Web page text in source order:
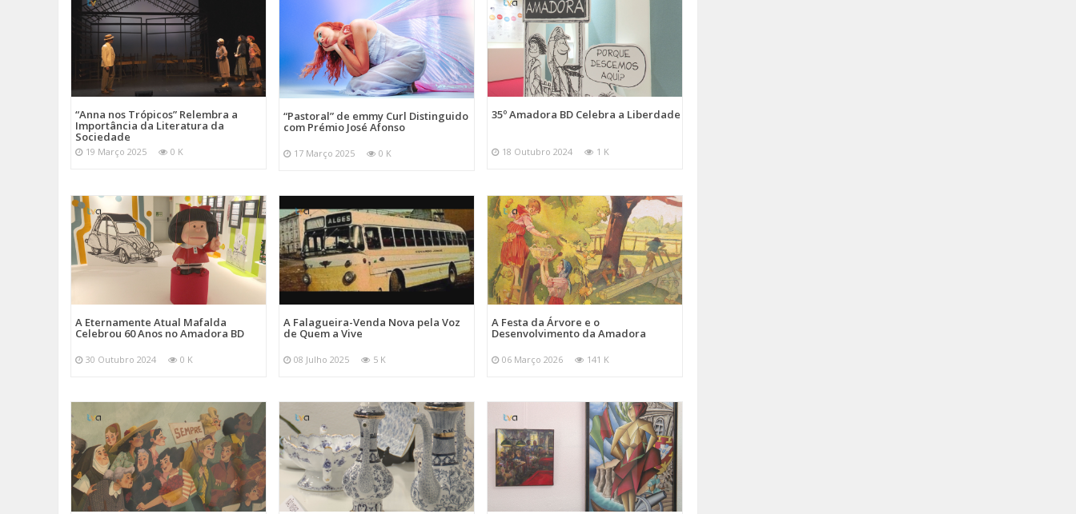
“Anna nos Trópicos” Relembra a
Importância da Literatura da
Sociedade
19 Março 2025 0 K
“Pastoral” de emmy Curl Distinguido
com Prémio José Afonso
17 Março 2025 0 K
35º Amadora BD Celebra a Liberdade
18 Outubro 2024 1 K
A Eternamente Atual Mafalda
Celebrou 60 Anos no Amadora BD
30 Outubro 2024 0 K
A Falagueira-Venda Nova pela Voz
de Quem a Vive
08 Julho 2025 5 K
A Festa da Árvore e o
Desenvolvimento da Amadora
06 Março 2026 141 K